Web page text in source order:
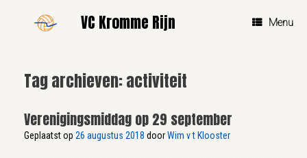
VC Kromme Rijn Menu
Tag archieven:activiteit
Verenigingsmiddag op 29 september
Geplaatst op 26 augustus 2018 doorWim v t Klooster